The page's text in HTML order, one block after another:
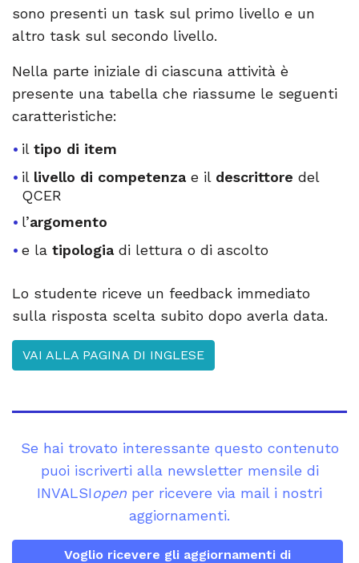
sono presenti un task sul primo livello e un
altro task sul secondo livello.
Nella parte iniziale di ciascuna attività è
presente una tabella che riassume le seguenti
caratteristiche:
il tipo di item
il livello di competenzae il descrittore del
QCER
l’argomento
e la tipologiadi lettura o di ascolto
Lo studente riceve un feedback immediato
sulla risposta scelta subito dopo averla data.
VAI ALLA PAGINA DI INGLESE
Se hai trovato interessante questo contenuto
puoi iscriverti alla newsletter mensile di
INVALSIopen per ricevere via mail i nostri
aggiornamenti.
Voglio ricevere gli aggiornamenti di